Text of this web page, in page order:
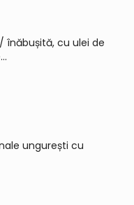
înăbușită, cu ulei de
ungurești cu